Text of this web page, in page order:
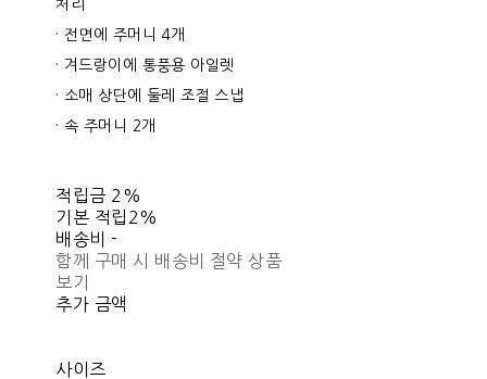
처리
· 전면에 주머니 4개
· 겨드랑이에 통풍용 아일렛
· 소매 상단에 둘레 조절 스냅
· 속 주머니 2개
적립금 2%
기본 적립 2%
배송비-
함께 구매 시 배송비 절약 상품
보기
추가 금액
사이즈